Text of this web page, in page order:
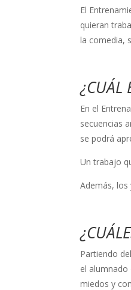
El
quieran
la comedia,
¿CUÁL
En el
secuencias
se podrá
Un trabajo
Además,
Partiendo
el
miedos y